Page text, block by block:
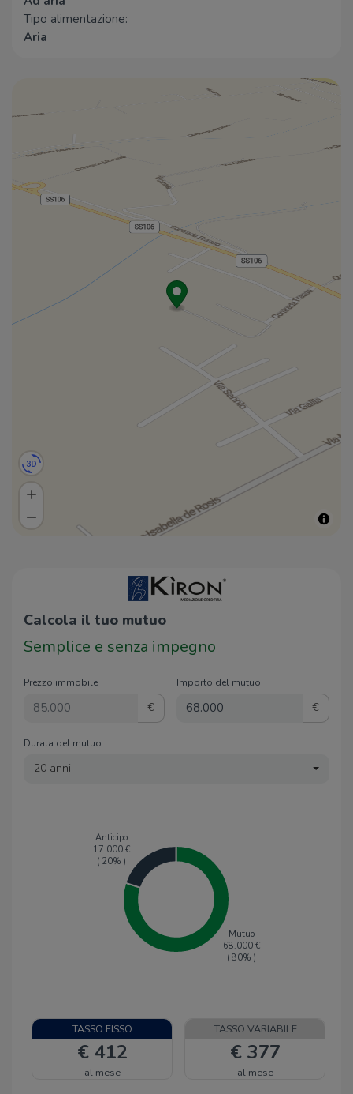
Tipo alimentazione:
Aria
Calcola il tuo mutuo
Semplice e senza impegno
Prezzo immobile
€
Importo del mutuo
€
Durata del mutuo
20 anni
Anticipo
17.000€
( 20% )
Mutuo
68.000 €
(80% )
TASSO FISSO
€ 412
al mese
TASSO VARIABILE
€ 377
al mese